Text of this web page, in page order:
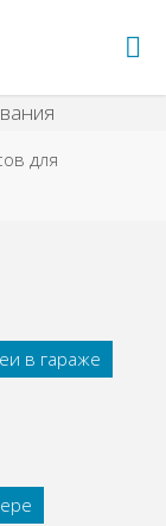
для
в гараже